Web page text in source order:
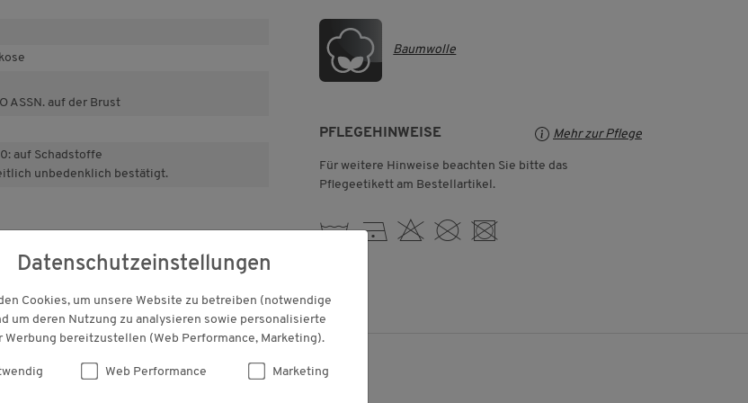
ASSN. auf der Brust
auf Schadstoffe
unbedenklich bestätigt.
Baumwolle
PFLEGEHINWEISE Mehr zur Pflege
Für weitere Hinweise beachten Sie bitte das
Pflegeetikett am Bestellartikel.
g D H K U
KUNDENBEWERTUNGEN
Datenschutzeinstellungen
Cookies, um unsere Website zu betreiben (notwendige
um deren Nutzung zu analysieren sowie personalisierte
Werbung bereitzustellen (Web Performance, Marketing).
Web Performance Marketing